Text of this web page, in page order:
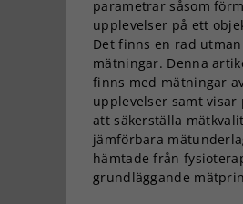
parametrar såsom
upplevelser på ett
Det finns en rad
mätningar. Denna
finns med mätningar
upplevelser samt
att säkerställa
jämförbara
hämtade från
grundläggande